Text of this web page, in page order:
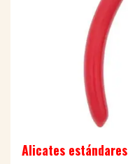
Alicates estándares